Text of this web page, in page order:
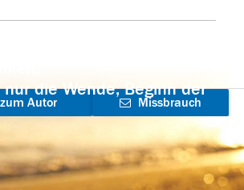
die Wende, Beginn der
Autor
Missbrauch